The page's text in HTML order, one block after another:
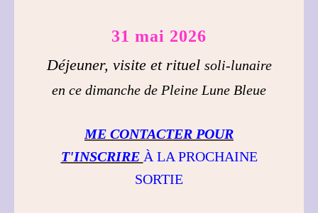
31 mai 2026
Déjeuner, visite et rituel soli-lunaire
en ce dimanche de Pleine Lune Bleue
ME CONTACTER POUR
T'INSCRIRE À LA PROCHAINE
SORTIE